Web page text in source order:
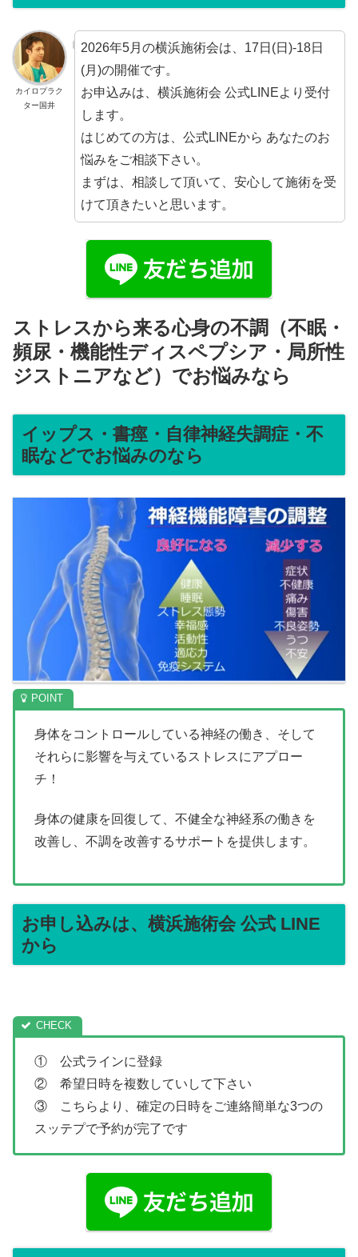
カイロプラク
ター国井
2026年5月の横浜施術会は、17日(日)-18日
(月)の開催です。
お申込みは、横浜施術会 公式LINEより受付
します。
はじめての方は、公式LINEから あなたのお
悩みをご相談下さい。
まずは、相談して頂いて、安心して施術を受
けて頂きたいと思います。
ストレスから来る心身の不調（不眠・
頻尿・機能性ディスペプシア・局所性
ジストニアなど）でお悩みなら
イップス・書痙・自律神経失調症・不
眠などでお悩みのなら
身体をコントロールしている神経の働き、そして
それらに影響を与えているストレスにアプロー
チ！
身体の健康を回復して、不健全な神経系の働きを
改善し、不調を改善するサポートを提供します。
お申し込みは、横浜施術会 公式 LINE
から
① 公式ラインに登録
② 希望日時を複数していして下さい
③ こちらより、確定の日時をご連絡簡単な3つの
スッテプで予約が完了です